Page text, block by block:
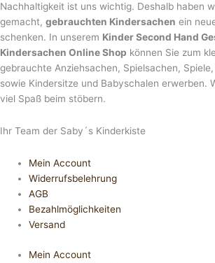
Nachhaltigkeit ist uns wichtig. Deshalb haben
gemacht, gebrauchten Kindersachen ein
schenken. In unserem Kinder Second Hand
Kindersachen Online Shop können Sie zum
gebrauchte Anziehsachen, Spiel­sachen,
sowie Kindersitze und Babyschalen erwerben.
viel Spaß beim stöbern.
Ihr Team der Saby´s Kinderkiste
Mein Account
Widerrufsbelehrung
AGB
Bezahlmöglichkeiten
Versand
Mein Account